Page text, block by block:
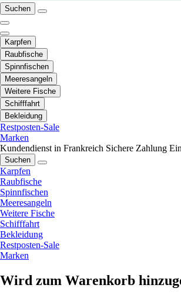
Suchen
Karpfen
Raubfische
Spinnfischen
Meeresangeln
Weitere Fische
Schifffahrt
Bekleidung
Restposten-Sale
Marken
Kundendienst in Frankreich Sichere Zahlung
Suchen
Karpfen
Raubfische
Spinnfischen
Meeresangeln
Weitere Fische
Schifffahrt
Bekleidung
Restposten-Sale
Marken
Wird zum Warenkorb